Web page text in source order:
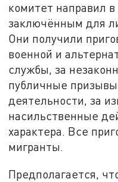
комитет направил
заключённым для
Они получили
военной и
службы, за
публичные
деятельности, за
насильственные
характера. Все
мигранты.
Предполагается,